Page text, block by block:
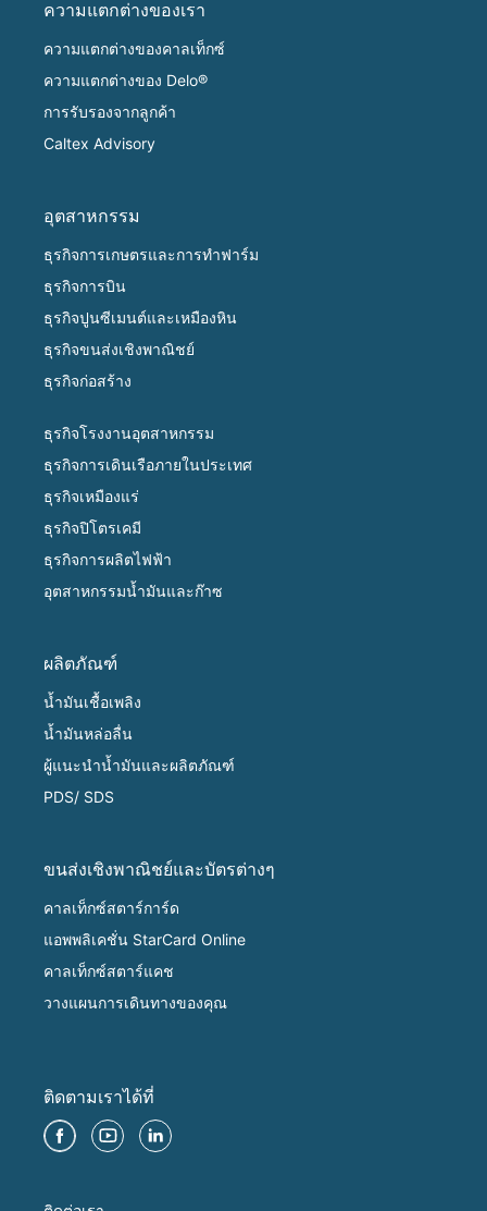
ความแตกต่างของเรา
ความแตกต่างของคาลเท็กซ์
ความแตกต่างของ Delo®
การรับรองจากลูกค้า
Caltex Advisory
อุตสาหกรรม
ธุรกิจการเกษตรและการทำฟาร์ม
ธุรกิจการบิน
ธุรกิจปูนซีเมนต์และเหมืองหิน
ธุรกิจขนส่งเชิงพาณิชย์
ธุรกิจก่อสร้าง
ธุรกิจโรงงานอุตสาหกรรม
ธุรกิจการเดินเรือภายในประเทศ
ธุรกิจเหมืองแร่
ธุรกิจปิโตรเคมี
ธุรกิจการผลิตไฟฟ้า
อุตสาหกรรมน้ำมันและก๊าซ
ผลิตภัณฑ์
น้ำมันเชื้อเพลิง
น้ำมันหล่อลื่น
ผู้แนะนำน้ำมันและผลิตภัณฑ์
PDS/ SDS
ขนส่งเชิงพาณิชย์และบัตรต่างๆ
คาลเท็กซ์สตาร์การ์ด
แอพพลิเคชั่น StarCard Online
คาลเท็กซ์สตาร์แคช
วางแผนการเดินทางของคุณ
ติดตามเราได้ที่